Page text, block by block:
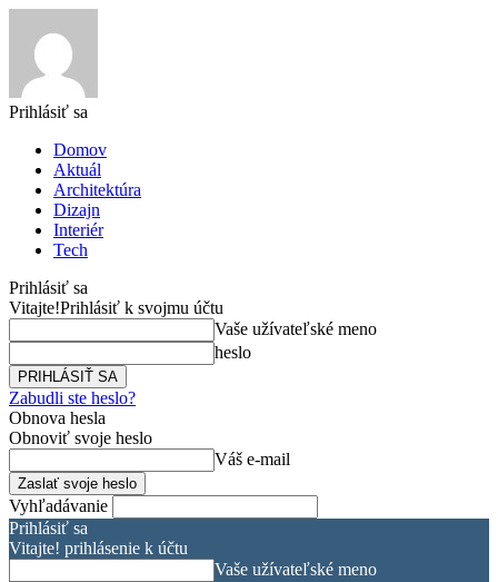
Prihlásiť sa
Domov
Aktuál
Architektúra
Dizajn
Interiér
Tech
Prihlásiť sa
Vitajte!Prihlásiť k svojmu účtu
Vaše užívateľské meno
heslo
Zabudli ste heslo?
Obnova hesla
Obnoviť svoje heslo
Váš e-mail
Vyhľadávanie
Prihlásiť sa
Vitajte! prihlásenie k účtu
Vaše užívateľské meno